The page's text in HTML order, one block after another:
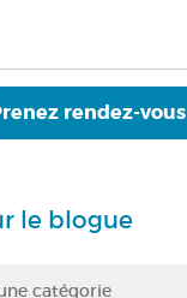
rendez-vous
le blogue
catégorie